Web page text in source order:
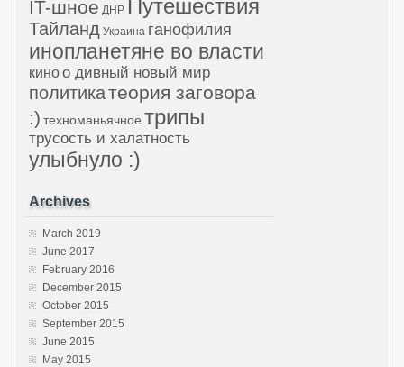
IT-шное ДНР Путешествия
Тайланд Украина ганофилия
инопланетяне во власти
киноо дивный новый мир
политикатеория заговора
:) техноманьячное трипы
трусость и халатность
улыбнуло :)
Archives
March 2019
June 2017
February 2016
December 2015
October 2015
September 2015
June 2015
May 2015